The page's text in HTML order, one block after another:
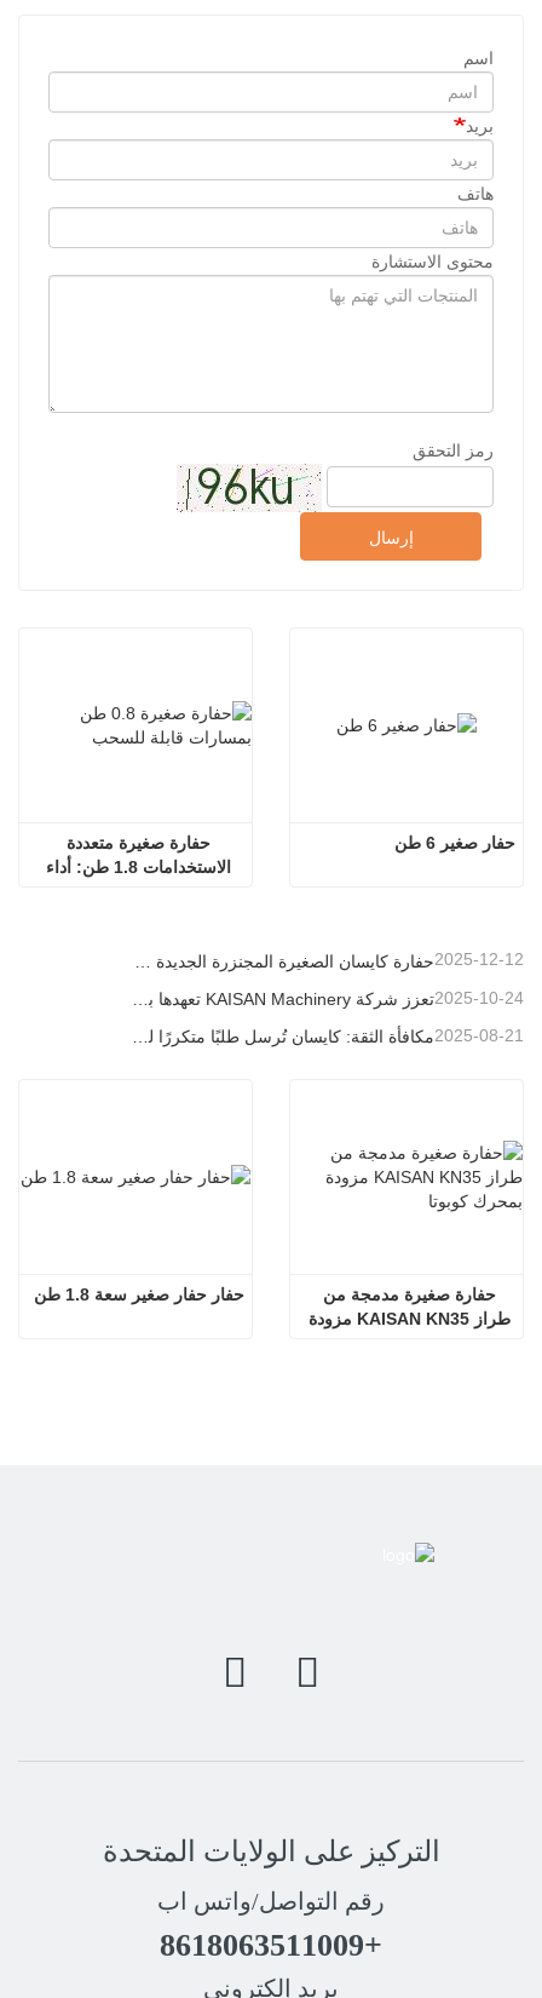
اسم
بريد
هاتف
محتوى الاستشارة
رمز التحقق
إرسال
حفار صغير 6 طن
2025-12-12
2025-10-24
2025-08-21
حفار حفار صغير سعة 1.8 طن
التركيز على الولايات المتحدة
رقم التواصل/واتس اب
+8618063511009
بريد إلكتروني